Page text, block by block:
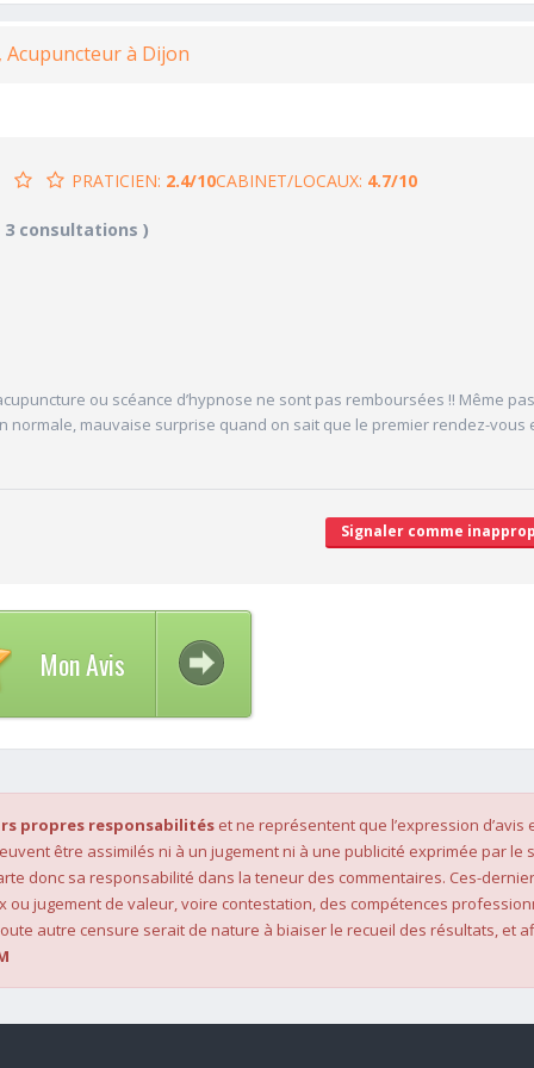
Acupuncteur à Dijon
PRATICIEN: 2.4/10CABINET/LOCAUX: 4.7/10
10
Retard
3 consultations )
ou scéance d’hypnose ne sont pas remboursées !! Même
normale, mauvaise surprise quand on sait que le premier rendez-vous
Signaler comme
Mon Avis
propres responsabilités et ne représentent que l’expression d’avis
être assimilés ni à un jugement ni à une publicité exprimée par le
donc sa responsabilité dans la teneur des commentaires. Ces-
jugement de valeur, voire contestation, des compétences
autre censure serait de nature à biaiser le recueil des résultats, et